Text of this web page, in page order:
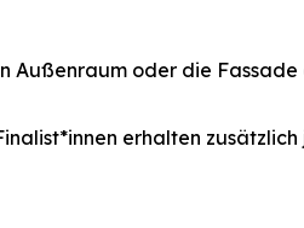
Außenraum oder die Fassade
erhalten zusätzlich